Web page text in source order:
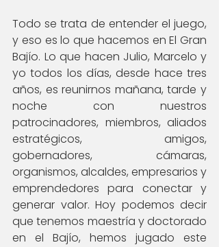
Todo se trata de entender el juego,
y eso es lo que hacemos en El Gran
Bajío. Lo que hacen Julio, Marcelo y
yo todos los días, desde hace tres
años, es reunirnos mañana, tarde y
noche con nuestros
patrocinadores, miembros, aliados
estratégicos, amigos,
gobernadores, cámaras,
organismos, alcaldes, empresarios y
emprendedores para conectar y
generar valor. Hoy podemos decir
que tenemos maestría y doctorado
en el Bajío, hemos jugado este